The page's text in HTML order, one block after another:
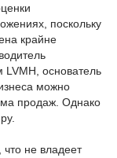
поскольку
крайне
основатель
можно
продаж. Однако
не владеет